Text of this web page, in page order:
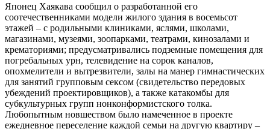
Японец Хаякава сообщил о разработанной его
соотечественниками модели жилого здания в восемьсот
этажей – с родильными клиниками, яслями, школами,
магазинами, музеями, зоопарками, театрами, кинозалами и
крематориями; предусматривались подземные помещения для
погребальных урн, телевидение на сорок каналов,
опохмелители и вытрезвители, залы на манер гимнастических
для занятий групповым сексом (свидетельство передовых
убеждений проектировщиков), а также катакомбы для
субкультурных групп нонконформистского толка.
Любопытным новшеством было намеченное в проекте
ежедневное переселение каждой семьи на другую квартиру –